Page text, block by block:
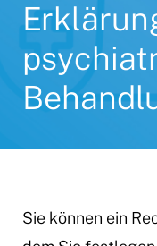
Sie können ein